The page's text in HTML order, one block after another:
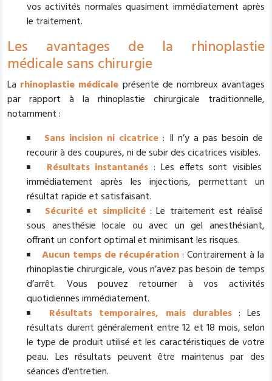
vos activités normales quasiment immédiatement après
le traitement.
Les avantages de la rhinoplastie
médicale sans chirurgie
La rhinoplastie médicale présente de nombreux avantages
par rapport à la rhinoplastie chirurgicale traditionnelle,
notamment :
Sans incision ni cicatrice : Il n’y a pas besoin de
recourir à des coupures, ni de subir des cicatrices visibles.
Résultats instantanés : Les effets sont visibles
immédiatement après les injections, permettant un
résultat rapide et satisfaisant.
Sécurité et simplicité: Le traitement est réalisé
sous anesthésie locale ou avec un gel anesthésiant,
offrant un confort optimal et minimisant les risques.
Aucun temps de récupération: Contrairement à la
rhinoplastie chirurgicale, vous n’avez pas besoin de temps
d’arrêt. Vous pouvez retourner à vos activités
quotidiennes immédiatement.
Résultats temporaires, mais durables: Les
résultats durent généralement entre 12 et 18 mois, selon
le type de produit utilisé et les caractéristiques de votre
peau. Les résultats peuvent être maintenus par des
séances d'entretien.